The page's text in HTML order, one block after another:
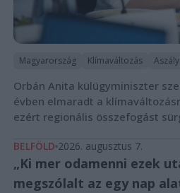
Magyarország Klímaváltozás Aszály
Orbán Anita külügyminiszter
évben elmaradt a
ezért regionális összefogást
BELFÖLD 2026. augusztus 7.
„Ki mer odamenni ezek
megszólalt az egy nap